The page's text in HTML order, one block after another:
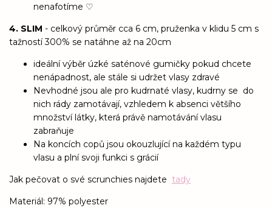
nenafotíme ♡
4. SLIM - celkový průměr cca 6 cm, pruženka v klidu 5 cm s
tažností 300% se natáhne až na 20cm
ideální výběr úzké saténové gumičky pokud chcete
nenápadnost, ale stále si udržet vlasy zdravé
Nevhodné jsou ale pro kudrnaté vlasy, kudrny se do
nich rády zamotávají, vzhledem k absenci většího
množství látky, která právě namotávání vlasu
zabraňuje
Na koncích copů jsou okouzlující na každém typu
vlasu a plní svoji funkci s grácií
Jak pečovat o své scrunchies najdete tady
Materiál: 97% polyester